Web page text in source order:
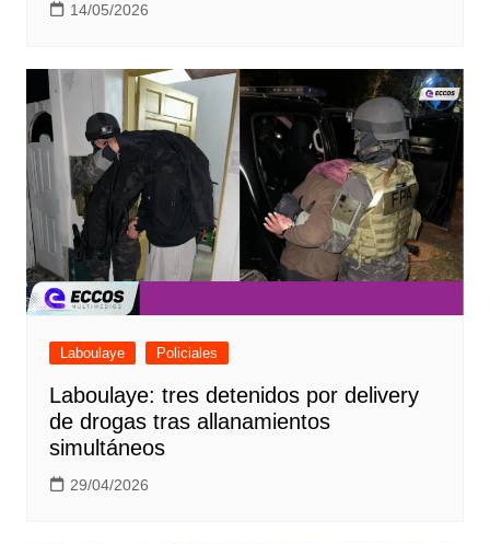
14/05/2026
Laboulaye Policiales
Laboulaye: tres detenidos por delivery
de drogas tras allanamientos
simultáneos
29/04/2026